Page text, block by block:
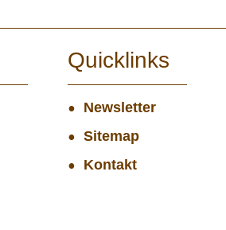
Quicklinks
Newsletter
Sitemap
Kontakt